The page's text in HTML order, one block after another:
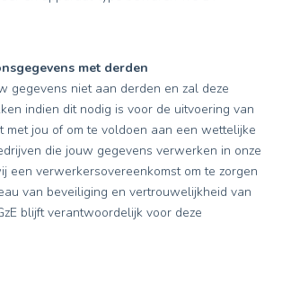
met derden
gegevens niet aan derden en zal deze
indien dit nodig is voor de uitvoering van
met jou of om te voldoen aan een wettelijke
die jouw gegevens verwerken in onze
een verwerkersovereenkomst om te zorgen
van beveiliging en vertrouwelijkheid van
blijft verantwoordelijk voor deze